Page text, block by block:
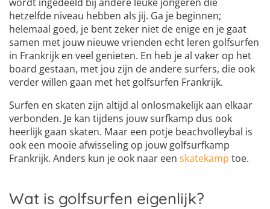
wordt ingedeeld bij andere leuke jongeren die
hetzelfde niveau hebben als jij. Ga je beginnen;
helemaal goed, je bent zeker niet de enige en je gaat
samen met jouw nieuwe vrienden echt leren golfsurfen
in Frankrijk en veel genieten. En heb je al vaker op het
board gestaan, met jou zijn de andere surfers, die ook
verder willen gaan met het golfsurfen Frankrijk.
Surfen en skaten zijn altijd al onlosmakelijk aan elkaar
verbonden. Je kan tijdens jouw surfkamp dus ook
heerlijk gaan skaten. Maar een potje beachvolleybal is
ook een mooie afwisseling op jouw golfsurfkamp
Frankrijk. Anders kun je ook naar een skatekamp toe.
Wat is golfsurfen eigenlijk?